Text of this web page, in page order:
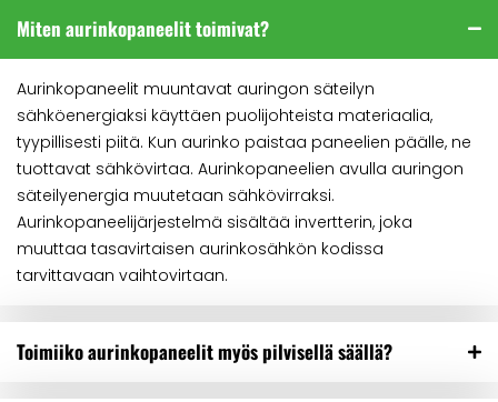
Miten aurinkopaneelit toimivat?
Aurinkopaneelit muuntavat auringon säteilyn
sähköenergiaksi käyttäen puolijohteista materiaalia,
tyypillisesti piitä. Kun aurinko paistaa paneelien päälle, ne
tuottavat sähkövirtaa. Aurinkopaneelien avulla auringon
säteilyenergia muutetaan sähkövirraksi.
Aurinkopaneelijärjestelmä sisältää invertterin, joka
muuttaa tasavirtaisen aurinkosähkön kodissa
tarvittavaan vaihtovirtaan.
Toimiiko aurinkopaneelit myös pilvisellä säällä?